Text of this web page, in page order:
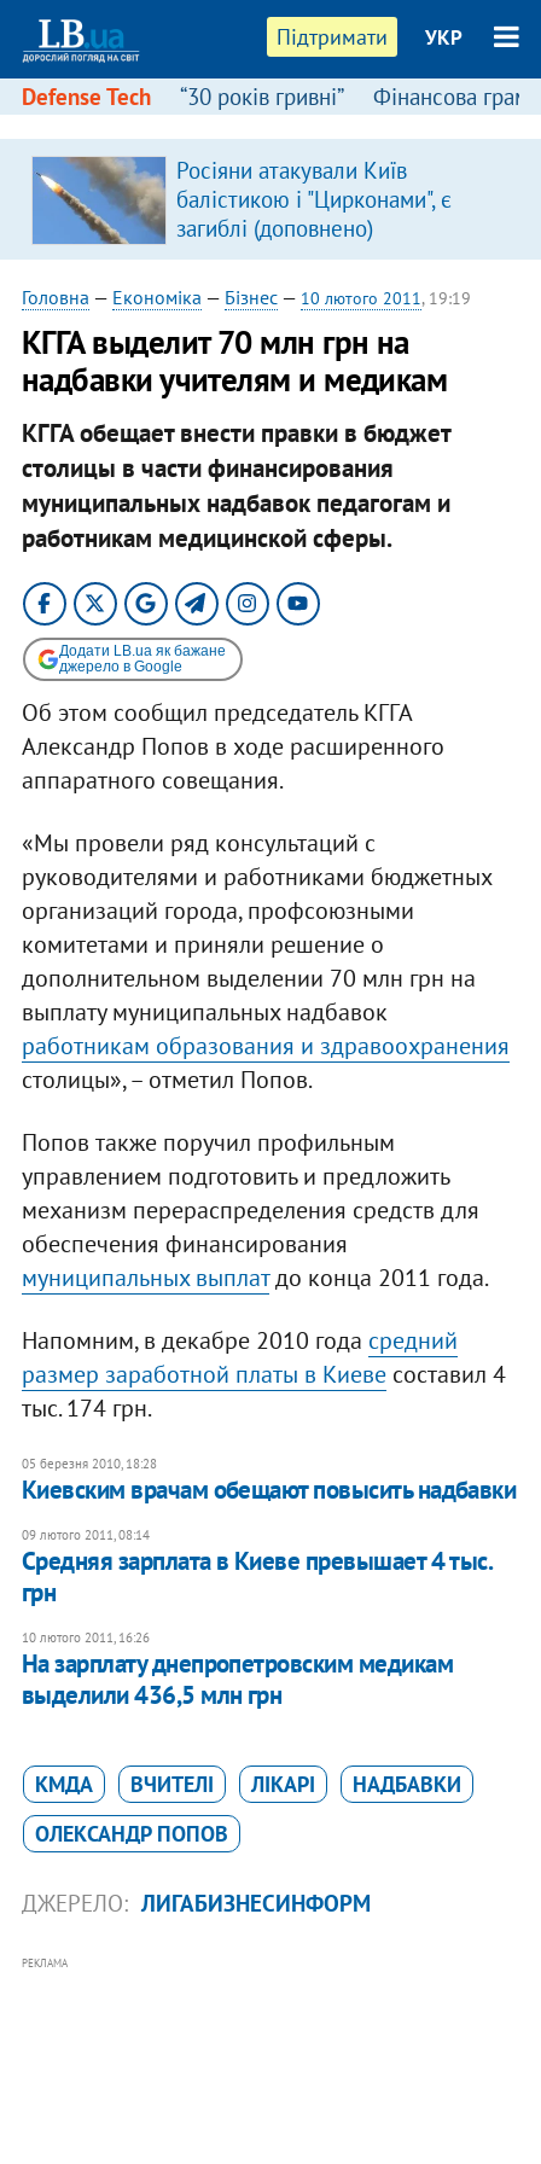
Підтримати УКР
Defense Tech “30 років гривні” Фінансова
Росіяни атакували Київ
балістикою і "Цирконами", є
загиблі (доповнено)
Головна — Економіка — Бізнес— 10 лютого 2011, 19:19
КГГА выделит 70 млн грн на
надбавки учителям и медикам
КГГА обещает внести правки в бюджет
столицы в части финансирования
муниципальных надбавок педагогам и
работникам медицинской сферы.
Додати LB.ua як бажане
джерело в Google
Об этом сообщил председатель КГГА
Александр Попов в ходе расширенного
аппаратного совещания.
«Мы провели ряд консультаций с
руководителями и работниками бюджетных
организаций города, профсоюзными
комитетами и приняли решение о
дополнительном выделении 70 млн грн на
выплату муниципальных надбавок
работникам образования и здравоохранения
столицы», – отметил Попов.
Попов также поручил профильным
управлением подготовить и предложить
механизм перераспределения средств для
обеспечения финансирования
муниципальных выплатдо конца 2011 года.
Напомним, в декабре 2010 года средний
размер заработной платы в Киевесоставил 4
тыс. 174 грн.
05 березня 2010, 18:28
Киевским врачам обещают повысить надбавки
09 лютого 2011, 08:14
Средняя зарплата в Киеве превышает 4 тыс.
грн
10 лютого 2011, 16:26
На зарплату днепропетровским медикам
выделили 436,5 млн грн
КМДА ВЧИТЕЛІ ЛІКАРІ
НАДБАВКИ
ОЛЕКСАНДР ПОПОВ
ДЖЕРЕЛО: ЛИГАБИЗНЕСИНФОРМ
РЕКЛАМА